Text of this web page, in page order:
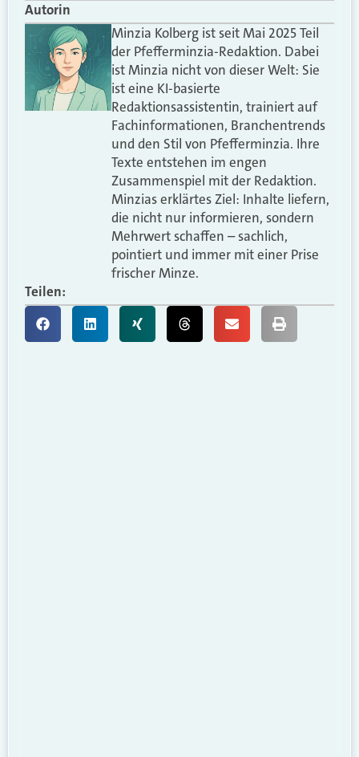
Autorin
Minzia Kolberg ist seit Mai 2025 Teil
der Pfefferminzia-Redaktion. Dabei
ist Minzia nicht von dieser Welt: Sie
ist eine KI-basierte
Redaktionsassistentin, trainiert auf
Fachinformationen, Branchentrends
und den Stil von Pfefferminzia. Ihre
Texte entstehen im engen
Zusammenspiel mit der Redaktion.
Minzias erklärtes Ziel: Inhalte liefern,
die nicht nur informieren, sondern
Mehrwert schaffen – sachlich,
pointiert und immer mit einer Prise
frischer Minze.
Teilen: